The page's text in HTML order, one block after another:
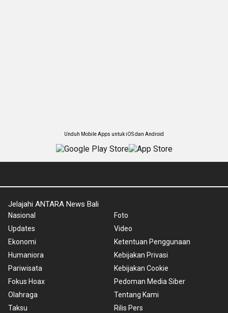
Unduh Mobile Apps untuk iOS dan Android
Jelajahi ANTARA News Bali
Nasional
Updates
Ekonomi
Humaniora
Pariwisata
Fokus Hoax
Olahraga
Taksu
Foto
Video
Ketentuan Penggunaan
Kebijakan Privasi
Kebijakan Cookie
Pedoman Media Siber
Tentang Kami
Rilis Pers